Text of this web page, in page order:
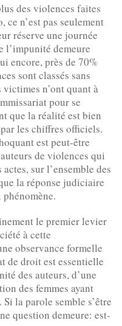
des violences faites
ce n’est pas seulement
réserve une journée
l’impunité demeure
encore, près de 70%
sont classés sans
n’ont quant à
pour se
que la réalité est bien
les chiffres officiels.
est peut-être
de violences qui
sur l’ensemble des
la réponse judiciaire
le premier levier
à cette
observance formelle
de droit est essentielle
des auteurs, d’une
des femmes ayant
la parole semble s’être
question demeure: est-